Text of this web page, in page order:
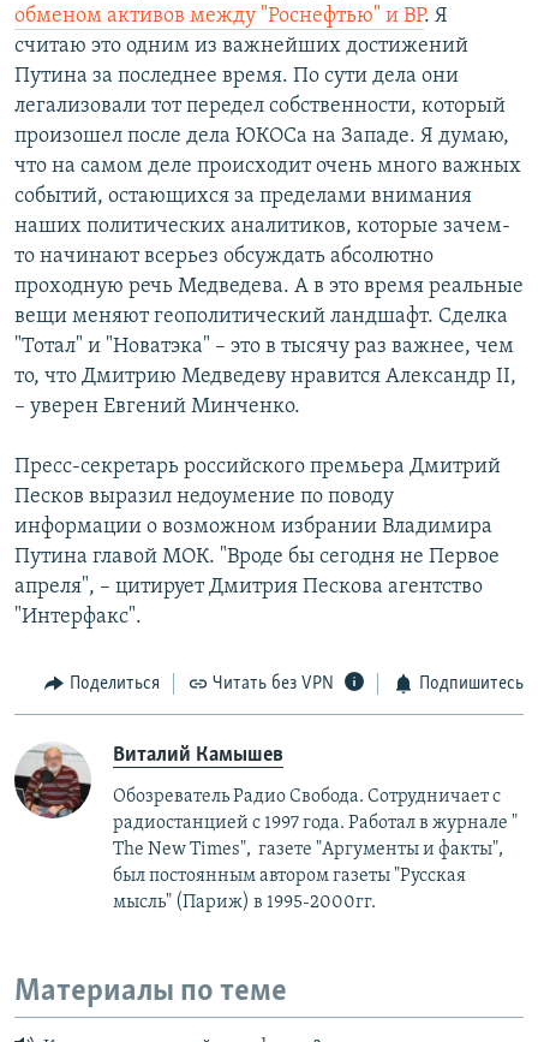
обменом активов между "Роснефтью" и ВР. Я
считаю это одним из важнейших достижений
Путина за последнее время. По сути дела они
легализовали тот передел собственности, который
произошел после дела ЮКОСа на Западе. Я думаю,
что на самом деле происходит очень много важных
событий, остающихся за пределами внимания
наших политических аналитиков, которые зачем-
то начинают всерьез обсуждать абсолютно
проходную речь Медведева. А в это время реальные
вещи меняют геополитический ландшафт. Сделка
"Тотал" и "Новатэка" – это в тысячу раз важнее, чем
то, что Дмитрию Медведеву нравится Александр II,
– уверен Евгений Минченко.
Пресс-секретарь российского премьера Дмитрий
Песков выразил недоумение по поводу
информации о возможном избрании Владимира
Путина главой МОК. "Вроде бы сегодня не Первое
апреля", – цитирует Дмитрия Пескова агентство
"Интерфакс".
Поделиться Читать без VPN Подпишитесь
Виталий Камышев
Обозреватель Радио Свобода. Сотрудничает с
радиостанцией с 1997 года. Работал в журнале "
The New Times", газете "Аргументы и факты",
был постоянным автором газеты "Русская
мысль" (Париж) в 1995-2000гг.
Материалы по теме